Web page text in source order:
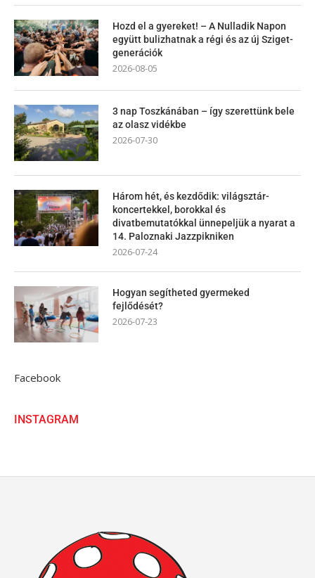
Hozd el a gyereket! – A Nulladik Napon
együtt bulizhatnak a régi és az új Sziget-
generációk
2026-08-05
3 nap Toszkánában – így szerettünk bele
az olasz vidékbe
2026-07-30
Három hét, és kezdődik: világsztár-
koncertekkel, borokkal és
divatbemutatókkal ünnepeljük a nyarat a
14. Paloznaki Jazzpikniken
2026-07-24
Hogyan segítheted gyermeked
fejlődését?
2026-07-23
Facebook
INSTAGRAM